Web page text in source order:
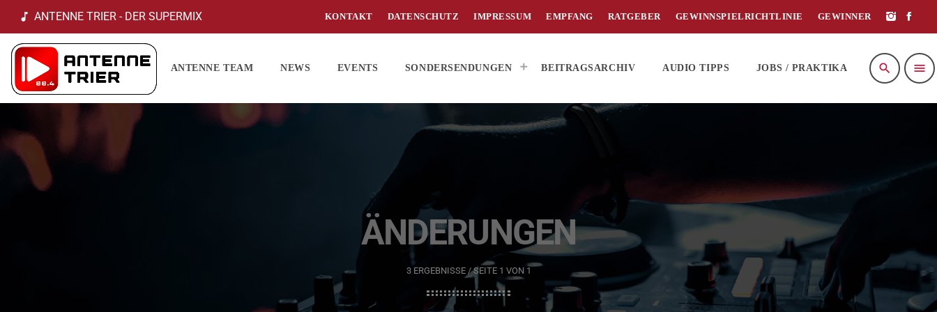
music_note ANTENNE TRIER - DER SUPERMIX KONTAKT DATENSCHUTZ IMPRESSUM EMPFANG RATGEBER GEWINNSPIELRICHTLINIE GEWINNER
ANTENNE TEAM NEWS EVENTS SONDERSENDUNGEN BEITRAGSARCHIV AUDIO TIPPS JOBS / PRAKTIKA search menu
ÄNDERUNGEN
3 ERGEBNISSE / SEITE 1 VON 1